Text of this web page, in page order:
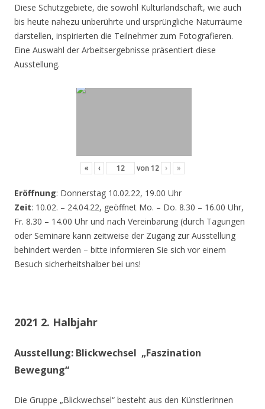
Diese Schutzgebiete, die sowohl Kulturlandschaft, wie auch
bis heute nahezu unberührte und ursprüngliche Naturräume
darstellen, inspirierten die Teilnehmer zum Fotografieren.
Eine Auswahl der Arbeitsergebnisse präsentiert diese
Ausstellung.
« ‹ von 12 › »
Eröffnung: Donnerstag 10.02.22, 19.00 Uhr
Zeit: 10.02. – 24.04.22, geöffnet Mo. – Do. 8.30 – 16.00 Uhr,
Fr. 8.30 – 14.00 Uhr und nach Vereinbarung (durch Tagungen
oder Seminare kann zeitweise der Zugang zur Ausstellung
behindert werden – bitte informieren Sie sich vor einem
Besuch sicherheitshalber bei uns!
2021 2. Halbjahr
Ausstellung: Blickwechsel „Faszination
Bewegung“
Die Gruppe „Blickwechsel“ besteht aus den Künstlerinnen